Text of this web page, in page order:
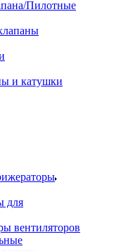
Пилотные
и катушки
для
вентиляторов